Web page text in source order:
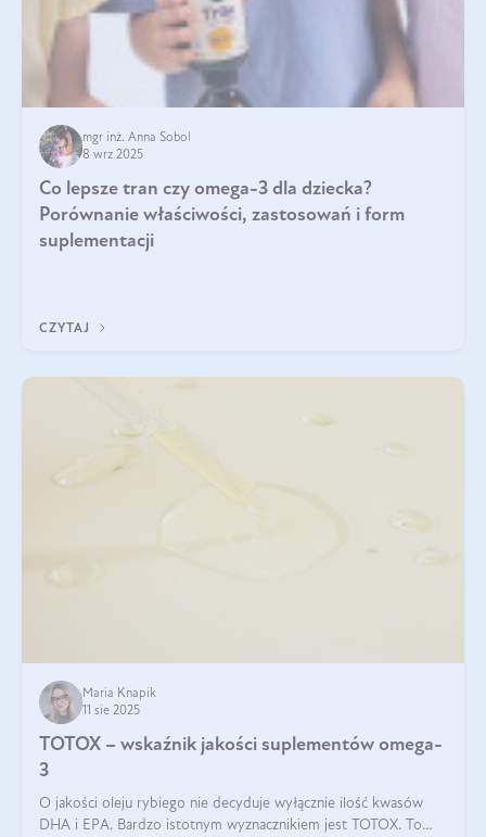
mgr inż. Anna Sobol
8 wrz 2025
Co lepsze tran czy omega-3 dla dziecka?
Porównanie właściwości, zastosowań i form
suplementacji
CZYTAJ
Maria Knapik
11 sie 2025
TOTOX – wskaźnik jakości suplementów omega-
3
O jakości oleju rybiego nie decyduje wyłącznie ilość kwasów
DHA i EPA. Bardzo istotnym wyznacznikiem jest TOTOX. To